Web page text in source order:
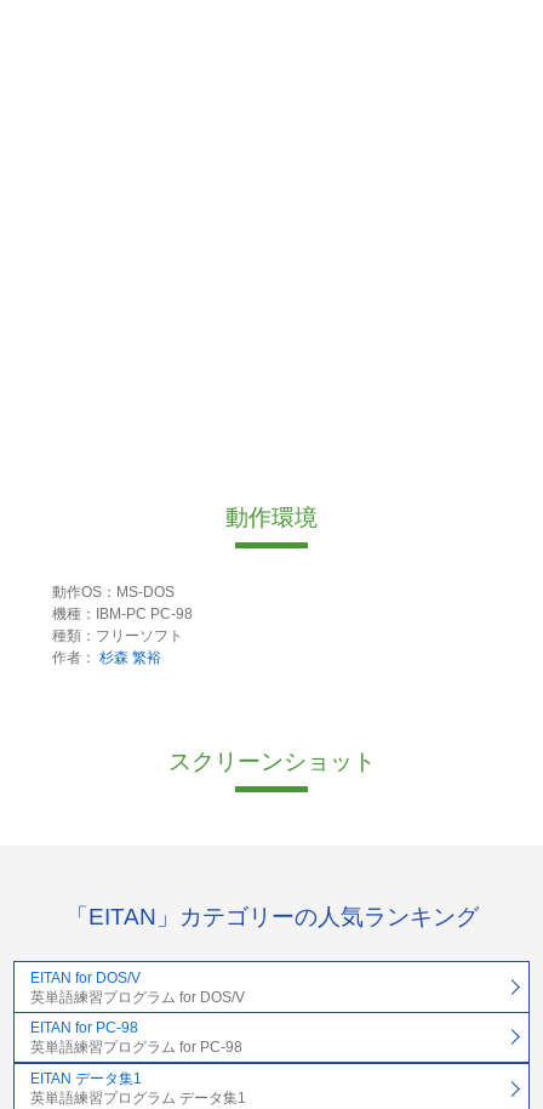
動作環境
動作OS：MS-DOS
機種：IBM-PC PC-98
種類：フリーソフト
作者： 杉森 繁裕
スクリーンショット
「EITAN」カテゴリーの人気ランキング
EITAN for DOS/V
英単語練習プログラム for DOS/V
EITAN for PC-98
英単語練習プログラム for PC-98
EITAN データ集1
英単語練習プログラム データ集1